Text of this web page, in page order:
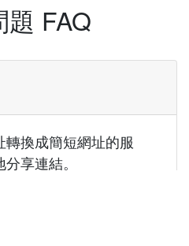
題 FAQ
換成簡短網址的服
享連結。